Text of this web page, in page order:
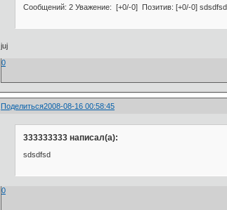
Сообщений: 2 Уважение: [+0/-0] Позитив: [+0/-0] sdsdfsd
juj
0
Поделиться2008-08-16 00:58:45
333333333 написал(а):
sdsdfsd
0